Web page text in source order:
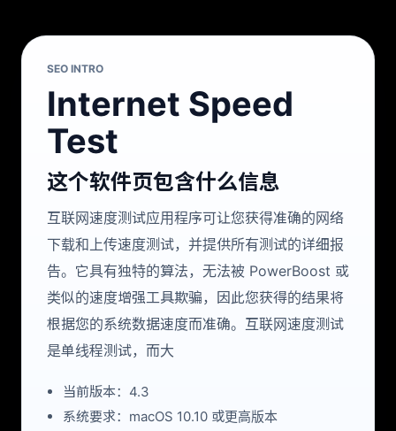
SEO INTRO
Internet Speed
Test
这个软件页包含什么信息
互联网速度测试应用程序可让您获得准确的网络
下载和上传速度测试，并提供所有测试的详细报
告。它具有独特的算法，无法被 PowerBoost 或
类似的速度增强工具欺骗，因此您获得的结果将
根据您的系统数据速度而准确。互联网速度测试
是单线程测试，而大
当前版本：4.3
系统要求：macOS 10.10 或更高版本